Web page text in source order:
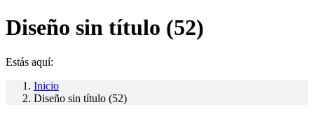
Diseño sin título (52)
Estás aquí:
Inicio
Diseño sin título (52)